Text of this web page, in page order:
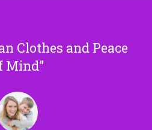
Clothes and Peace
Mind